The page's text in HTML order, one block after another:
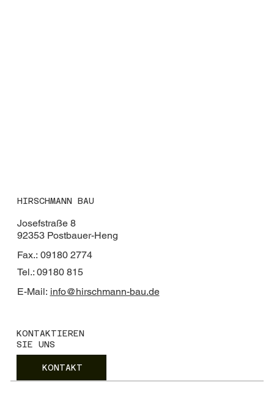
HIRSCHMANN BAU
Josefstraße 8
92353 Postbauer-Heng
Fax.: 09180 2774
Tel.: 09180 815
E-Mail: info@hirschmann-bau.de
KONTAKTIEREN
SIE UNS
KONTAKT